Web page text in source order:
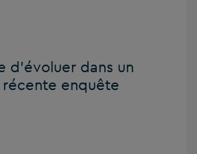
d’évoluer dans un
enquête